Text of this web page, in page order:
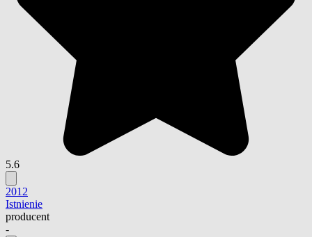
5.6
2012
Istnienie
producent
-